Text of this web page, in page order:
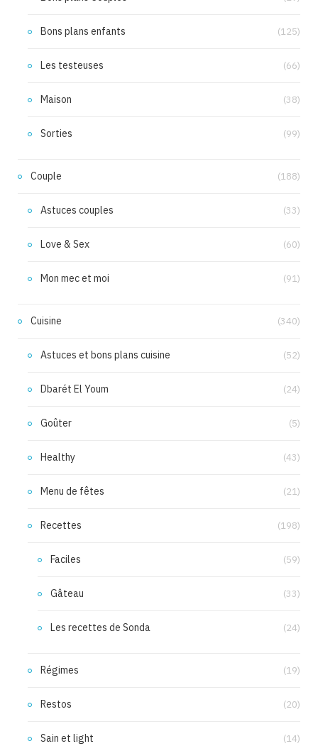
Bons plans enfants (125)
Les testeuses (66)
Maison (38)
Sorties (99)
Couple (188)
Astuces couples (33)
Love & Sex (60)
Mon mec et moi (91)
Cuisine (340)
Astuces et bons plans cuisine (52)
Dbarét El Youm (24)
Goûter (5)
Healthy (43)
Menu de fêtes (21)
Recettes (198)
Faciles (59)
Gâteau (33)
Les recettes de Sonda (24)
Régimes (19)
Restos (20)
Sain et light (14)